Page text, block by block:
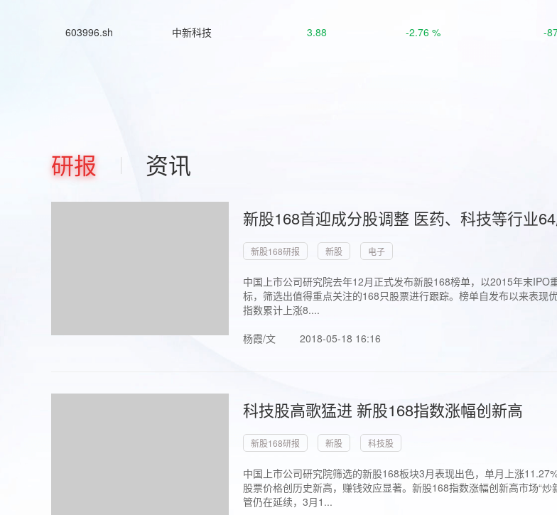
603996.sh 中新科技 3.88 -2.76 % -
研报 资讯
新股168首迎成分股调整 医药、科技等行业
新股168研报 新股 电子
中国上市公司研究院去年12月正式发布新股168榜单，以2015年末
标，筛选出值得重点关注的168只股票进行跟踪。榜单自发布以来表
指数累计上涨8....
杨霞/文
2018-05-18 16:16
科技股高歌猛进 新股168指数涨幅创新高
新股168研报 新股 科技股
中国上市公司研究院筛选的新股168板块3月表现出色，单月上涨
股票价格创历史新高，赚钱效应显著。新股168指数涨幅创新高市场“
管仍在延续，3月1...